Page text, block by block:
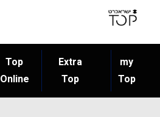
Top
Online
Extra
Top
my
Top